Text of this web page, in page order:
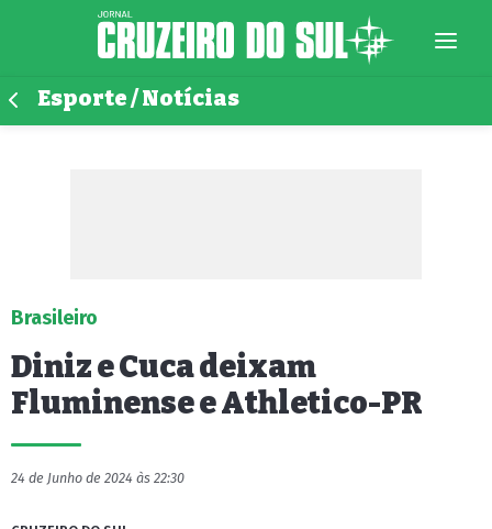
Esporte / Notícias
Brasileiro
Diniz e Cuca deixam
Fluminense e Athletico-PR
24 de Junho de 2024 às 22:30